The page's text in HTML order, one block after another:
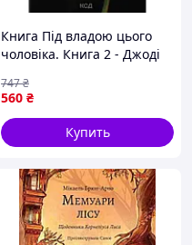
Книга Під владою цього
чоловіка. Книга 2 - Джоді
(9786171519930)
560 ₴
747₴
Купить